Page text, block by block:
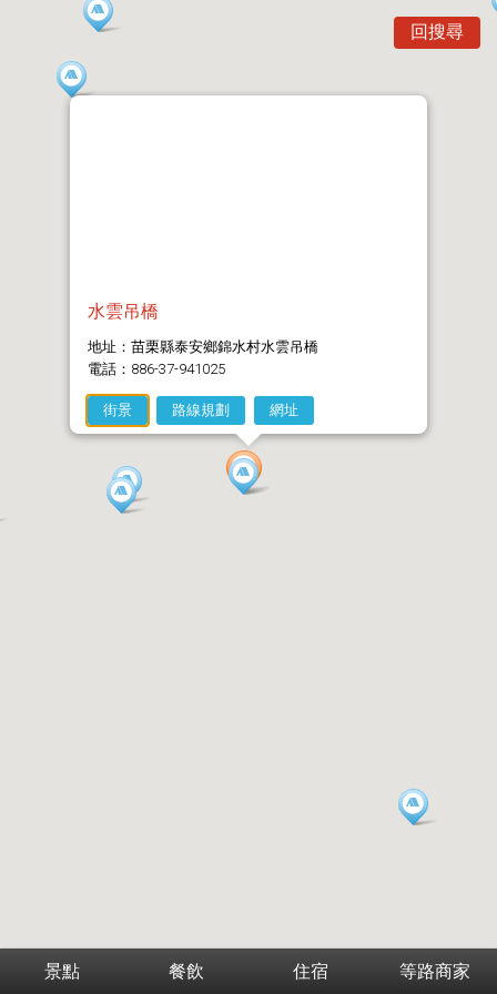
景點 餐飲 住宿 等路商家
回搜尋
水雲吊橋
地址：苗栗縣泰安鄉錦水村水雲吊橋
電話：886-37-941025
街景 路線規劃 網址